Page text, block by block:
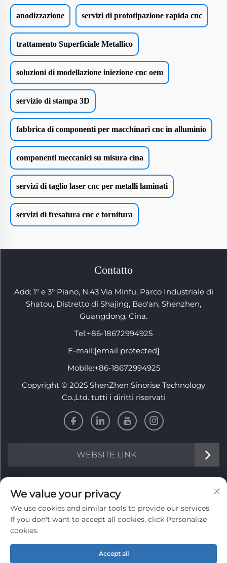
anodizzazione servizi di prototipazione rapida cnc
trattamento Superficiale Metallico
soluzioni di modellazione iniezione cnc oem
servizio di stampa 3D
fabbrica di componenti per macchinari cnc in alluminio
componenti meccanici su misura cina
servizi di taglio laser cnc per metalli laminati
servizi di fresatura cnc e tornitura
Contatto
Add: 1° e 3° Piano, N.43 Via Minfu, Parco Industriale di
Shatou, Distretto di Shajing, Bao'an, Shenzhen,
Guangdong, Cina.
Tel:+86-18672994925
E-mail:[email protected]
Mobile:+86-18672994925
Copyright © 2025 ShenZhen Sinorise Technology
Co.,Ltd. tutti i diritti riservati
WEBSITE LINK
INFORMATION
Iscriviti per ricevere la nostra newsletter settimanale
We value your privacy
We use cookies and similar tools to provide our services.
If you don't want to accept all cookies, click Personalize
cookies.
Accept all